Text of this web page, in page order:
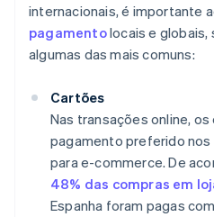
internacionais, é importante
pagamentolocais e globais,
algumas das mais comuns:
Cartões
Nas transações online,
pagamento preferido
para e-commerce. De
48% das compras em
Espanha foram pagas